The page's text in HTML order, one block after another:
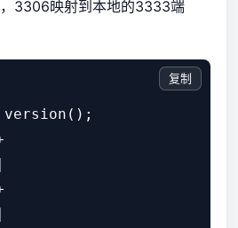
3306映射到本地的3333端
version();
复制